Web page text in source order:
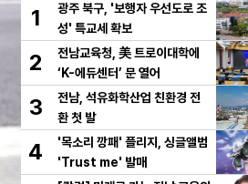
1
광주 북구, '보행자 우선도로 조
성' 특교세 확보
2
전남교육청, 美 트로이대학에
‘K-에듀센터’ 문 열어
3
전남, 석유화학산업 친환경 전
환 첫 발
4
'목소리 깡패' 플리지, 싱글앨범
'Trust me' 발매